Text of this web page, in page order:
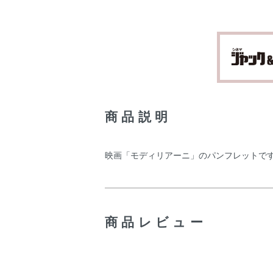
商品説明
映画「モディリアーニ」のパンフレットで
商品レビュー